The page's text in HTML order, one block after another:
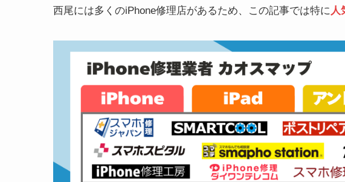
西尾には多くのiPhone修理店があるため、この記事では特に人